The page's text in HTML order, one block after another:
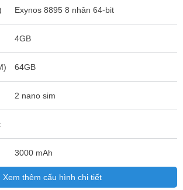
Exynos 8895 8 nhân 64-bit
4GB
64GB
2 nano sim
3000 mAh
Xem thêm cấu hình chi tiết